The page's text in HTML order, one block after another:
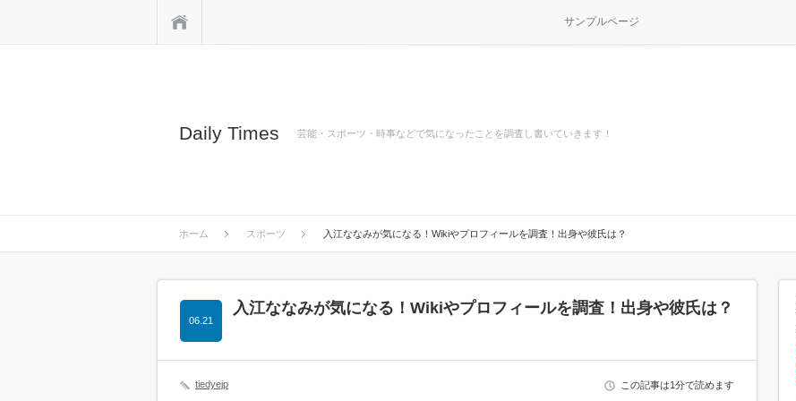
サンプルページ
Daily Times 芸能・スポーツ・時事などで気になったことを調査し書いていきます！
ホーム スポーツ 入江ななみが気になる！Wikiやプロフィールを調査！出身や彼氏は？
入江ななみが気になる！Wikiやプロフィールを調査！出身や彼氏は？
06.21
tiedyejp この記事は1分で読めます